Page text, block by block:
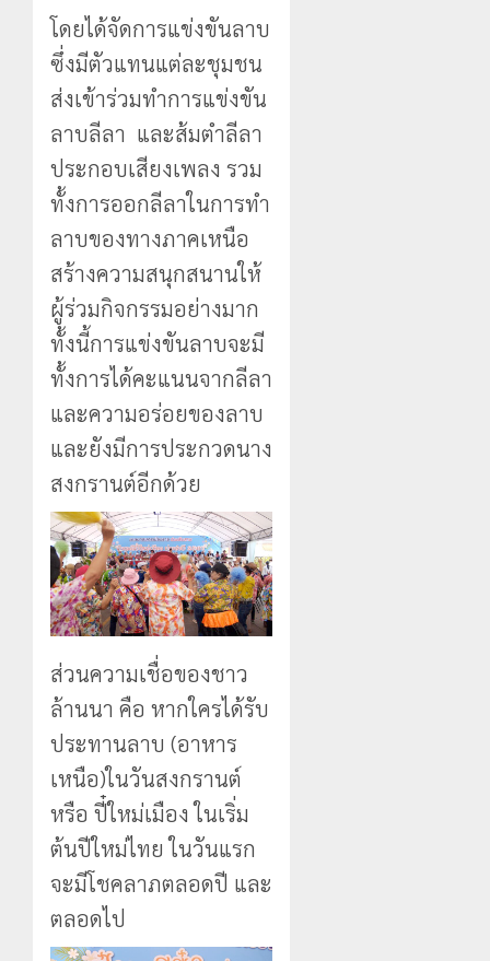
โดยได้จัดการแข่งขันลาบ
ซึ่งมีตัวแทนแต่ละชุมชน
ส่งเข้าร่วมทำการแข่งขัน
ลาบลีลา และส้มตำลีลา
ประกอบเสียงเพลง รวม
ทั้งการออกลีลาในการทำ
ลาบของทางภาคเหนือ
สร้างความสนุกสนานให้
ผู้ร่วมกิจกรรมอย่างมาก
ทั้งนี้การแข่งขันลาบจะมี
ทั้งการได้คะแนนจากลีลา
และความอร่อยของลาบ
และยังมีการประกวดนาง
สงกรานต์อีกด้วย
ส่วนความเชื่อของชาว
ล้านนา คือ หากใครได้รับ
ประทานลาบ (อาหาร
เหนือ)ในวันสงกรานต์
หรือ ปี๋ใหม่เมือง ในเริ่ม
ต้นปีใหม่ไทย ในวันแรก
จะมีโชคลาภตลอดปี และ
ตลอดไป